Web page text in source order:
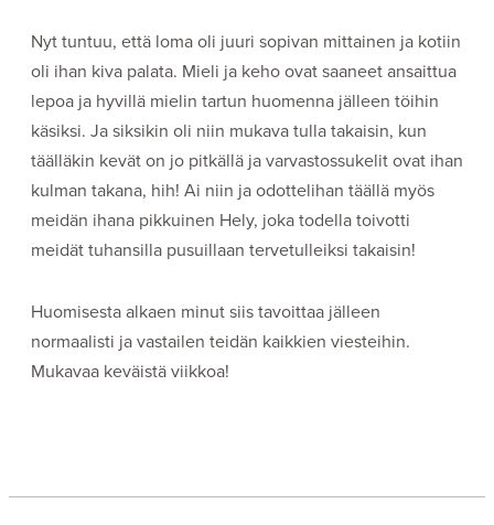
Nyt tuntuu, että loma oli juuri sopivan mittainen ja kotiin
oli ihan kiva palata. Mieli ja keho ovat saaneet ansaittua
lepoa ja hyvillä mielin tartun huomenna jälleen töihin
käsiksi. Ja siksikin oli niin mukava tulla takaisin, kun
täälläkin kevät on jo pitkällä ja varvastossukelit ovat ihan
kulman takana, hih! Ai niin ja odottelihan täällä myös
meidän ihana pikkuinen Hely, joka todella toivotti
meidät tuhansilla pusuillaan tervetulleiksi takaisin!
Huomisesta alkaen minut siis tavoittaa jälleen
normaalisti ja vastailen teidän kaikkien viesteihin.
Mukavaa keväistä viikkoa!